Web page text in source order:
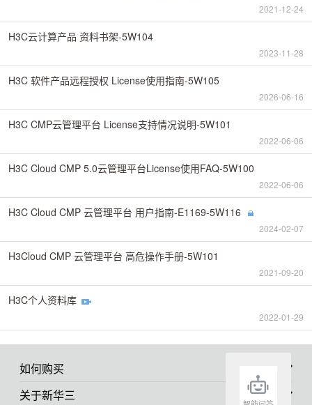
2021-12-24
H3C云计算产品 资料书架-5W104
2023-11-28
H3C 软件产品远程授权 License使用指南-5W105
2026-06-16
H3C CMP云管理平台 License支持情况说明-5W101
2022-06-06
H3C Cloud CMP 5.0云管理平台License使用FAQ-5W100
2022-06-06
H3C Cloud CMP 云管理平台 用户指南-E1169-5W116
2024-02-07
H3Cloud CMP 云管理平台 高危操作手册-5W101
2021-09-20
H3C个人资料库
2022-01-29
如何购买
关于新华三